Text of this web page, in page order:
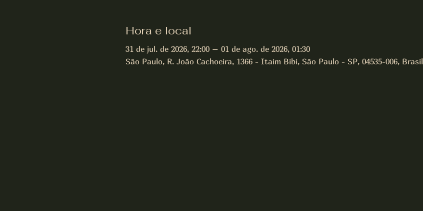
Hora e local
31 de jul. de 2026, 22:00 – 01 de ago. de 2026, 01:30
São Paulo, R. João Cachoeira, 1366 - Itaim Bibi, São Paulo - SP, 04535-006, Brasil